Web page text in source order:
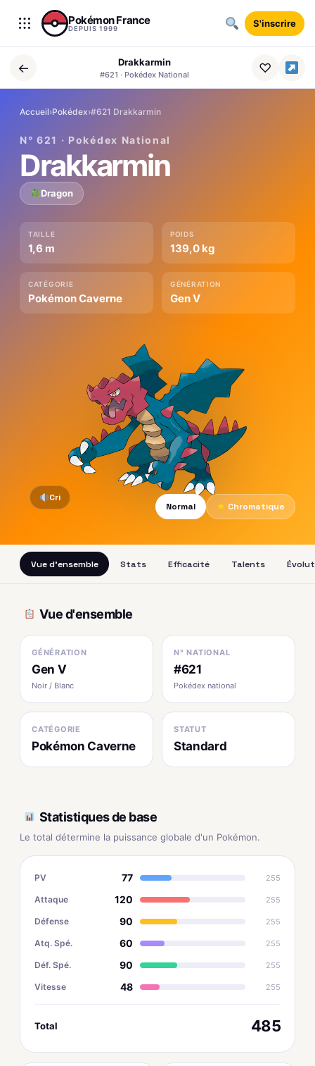
Aller au contenu
Pokémon France
DEPUIS 1999 S'inscrire
← Drakkarmin
#621 · Pokédex National ♡
Accueil›Pokédex›#621 Drakkarmin
N° 621 · Pokédex National
Drakkarmin
Dragon
TAILLE
1,6 m
POIDS
139,0 kg
CATÉGORIE
Pokémon Caverne
GÉNÉRATION
Gen V
Cri
Normal
★ Chromatique
Vue d'ensemble Stats Efficacité Talents
Vue d'ensemble
GÉNÉRATION
Gen V
Noir / Blanc
N° NATIONAL
#621
Pokédex national
CATÉGORIE
Pokémon Caverne
STATUT
Standard
Statistiques de base
Le total détermine la puissance globale d'un Pokémon.
PV 77 255
Attaque 120 255
Défense 90 255
Atq. Spé. 60 255
Déf. Spé. 90 255
Vitesse 48 255
Total 485